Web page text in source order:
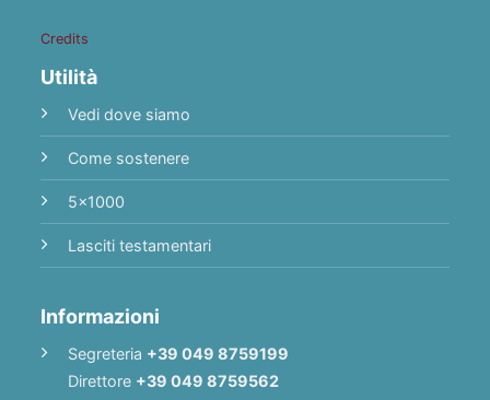
Credits
Utilità
Vedi dove siamo
Come sostenere
5x1000
Lasciti testamentari
Informazioni
Segreteria +39 049 8759199
Direttore +39 049 8759562